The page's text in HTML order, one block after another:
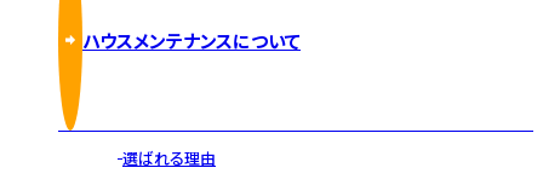
ハウスメンテナンスについて
選ばれる理由